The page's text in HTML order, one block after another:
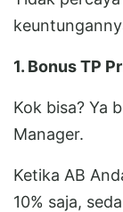
1. Bonus TP
Kok bisa? Ya
Manager.
Ketika AB
10% saja,